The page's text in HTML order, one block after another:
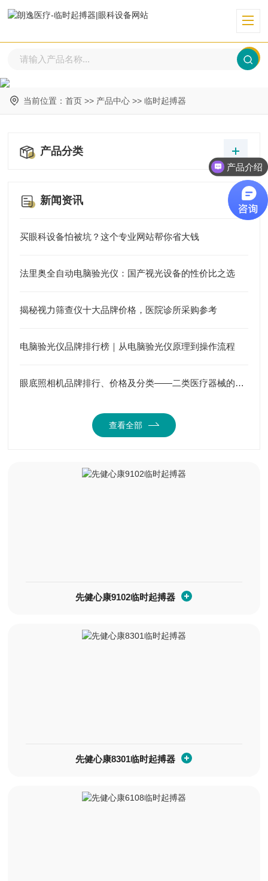
当前位置： 首页 >> 产品中心 >> 临时起搏器
产品分类
新闻资讯
买眼科设备怕被坑？这个专业网站帮你省大钱
法里奥全自动电脑验光仪：国产视光设备的性价比之选
揭秘视力筛查仪十大品牌价格，医院诊所采购参考
电脑验光仪品牌排行榜｜从电脑验光仪原理到操作流程
眼底照相机品牌排行、价格及分类——二类医疗器械的选择指南
查看全部
先健心康9102临时起搏器
先健心康8301临时起搏器
产品介绍
产品价格